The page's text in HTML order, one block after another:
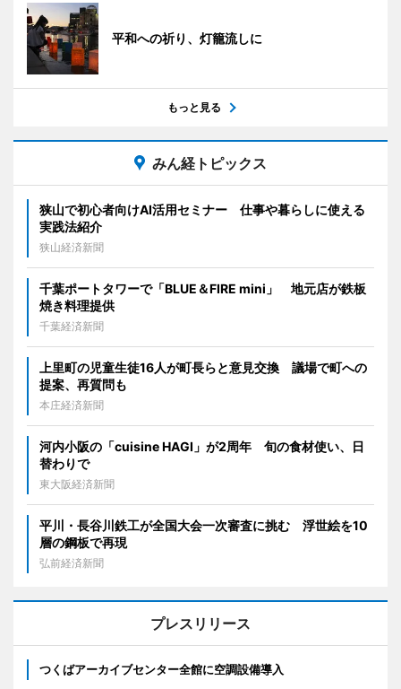
平和への祈り、灯籠流しに
もっと見る
みん経トピックス
狭山で初心者向けAI活用セミナー 仕事や暮らしに使える
実践法紹介
狭山経済新聞
千葉ポートタワーで「BLUE＆FIRE mini」 地元店が鉄板
焼き料理提供
千葉経済新聞
上里町の児童生徒16人が町長らと意見交換 議場で町への
提案、再質問も
本庄経済新聞
河内小阪の「cuisine HAGI」が2周年 旬の食材使い、日
替わりで
東大阪経済新聞
平川・長谷川鉄工が全国大会一次審査に挑む 浮世絵を10
層の鋼板で再現
弘前経済新聞
プレスリリース
つくばアーカイブセンター全館に空調設備導入